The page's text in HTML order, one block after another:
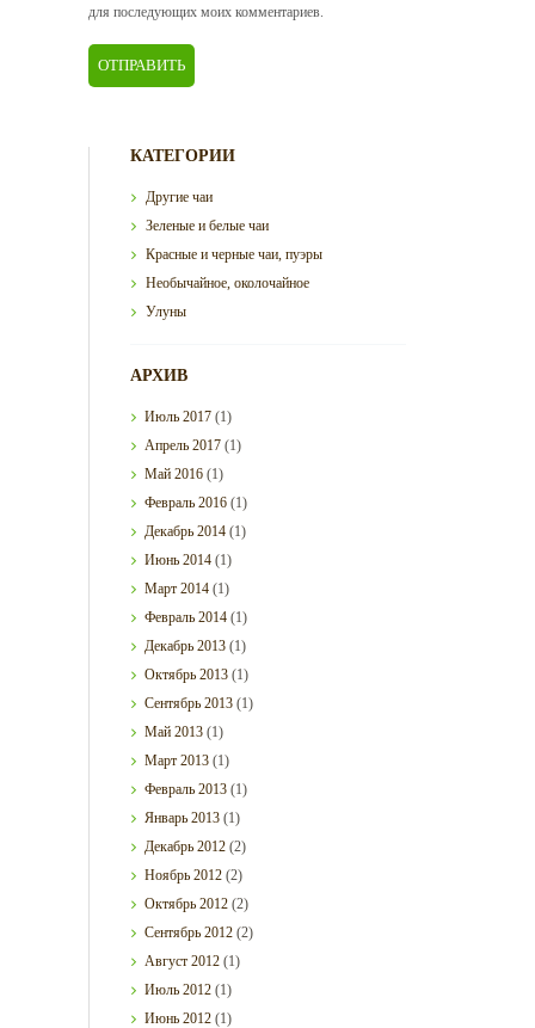
для последующих моих комментариев.
КАТЕГОРИИ
Другие чаи
Зеленые и белые чаи
Красные и черные чаи, пуэры
Необычайное, околочайное
Улуны
АРХИВ
Июль2017 (1)
Апрель2017 (1)
Май2016 (1)
Февраль2016 (1)
Декабрь2014 (1)
Июнь2014 (1)
Март2014 (1)
Февраль2014 (1)
Декабрь2013 (1)
Октябрь2013 (1)
Сентябрь2013 (1)
Май2013 (1)
Март2013 (1)
Февраль2013 (1)
Январь2013 (1)
Декабрь2012 (2)
Ноябрь2012 (2)
Октябрь2012 (2)
Сентябрь2012 (2)
Август2012 (1)
Июль2012 (1)
Июнь2012 (1)